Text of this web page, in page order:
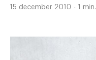
15 december 2010 - 1 min.